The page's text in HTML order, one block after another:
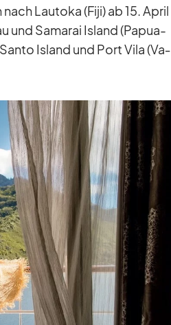
Lau­toka (Fiji) ab 15. April
und Sa­ma­rai Is­land (Pa­pua-
Is­land und Port Vila (Va­